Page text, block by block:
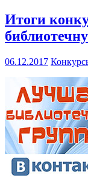
Итоги
06.12.2017